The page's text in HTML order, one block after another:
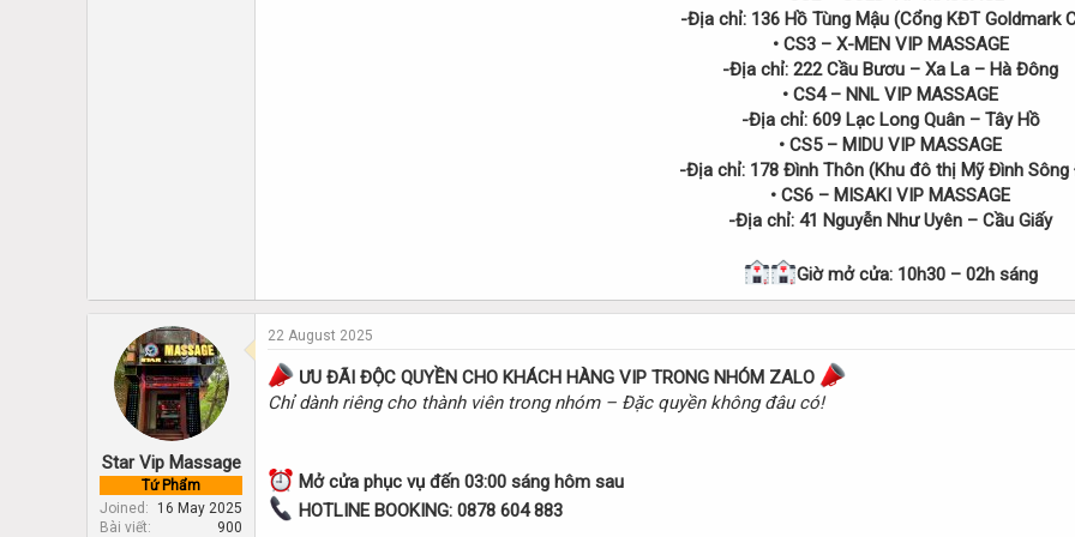
-Địa chỉ: 136 Hồ Tùng Mậu (Cổng KĐT Goldmark
• CS3 – X-MEN VIP MASSAGE
-Địa chỉ: 222 Cầu Bươu – Xa La – Hà Đông
• CS4 – NNL VIP MASSAGE
-Địa chỉ: 609 Lạc Long Quân – Tây Hồ
• CS5 – MIDU VIP MASSAGE
-Địa chỉ: 178 Đình Thôn (Khu đô thị Mỹ Đình Sông
• CS6 – MISAKI VIP MASSAGE
-Địa chỉ: 41 Nguyễn Như Uyên – Cầu Giấy
Giờ mở cửa: 10h30 – 02h sáng
Star Vip Massage
Tứ Phẩm
Joined
16 May 2025
Bài viết
900
22 August 2025
ƯU ĐÃI ĐỘC QUYỀN CHO KHÁCH HÀNG VIP TRONG NHÓM ZALO
Chỉ dành riêng cho thành viên trong nhóm – Đặc quyền không đâu có!
Mở cửa phục vụ đến 03:00 sáng hôm sau
HOTLINE BOOKING: 0878 604 883